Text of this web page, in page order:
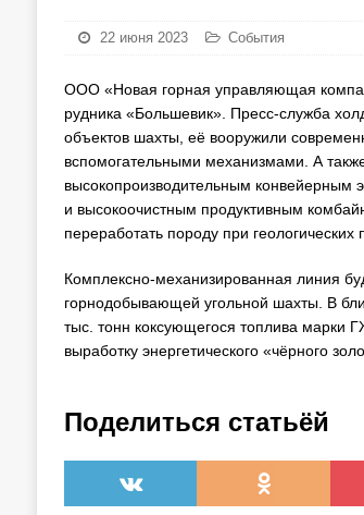
22 июня 2023 События
ООО «Новая горная управляющая
рудника «Большевик». Пресс-служба
объектов шахты, её вооружили
вспомогательными механизмами. А
высокопроизводительным конвейерным
и высокоочистным продуктивным
переработать породу при
Комплексно-механизированная линия
горнодобывающей угольной шахты. В
тыс. тонн коксующегося топлива марки
выработку энергетического «чёрного
Поделиться статьёй